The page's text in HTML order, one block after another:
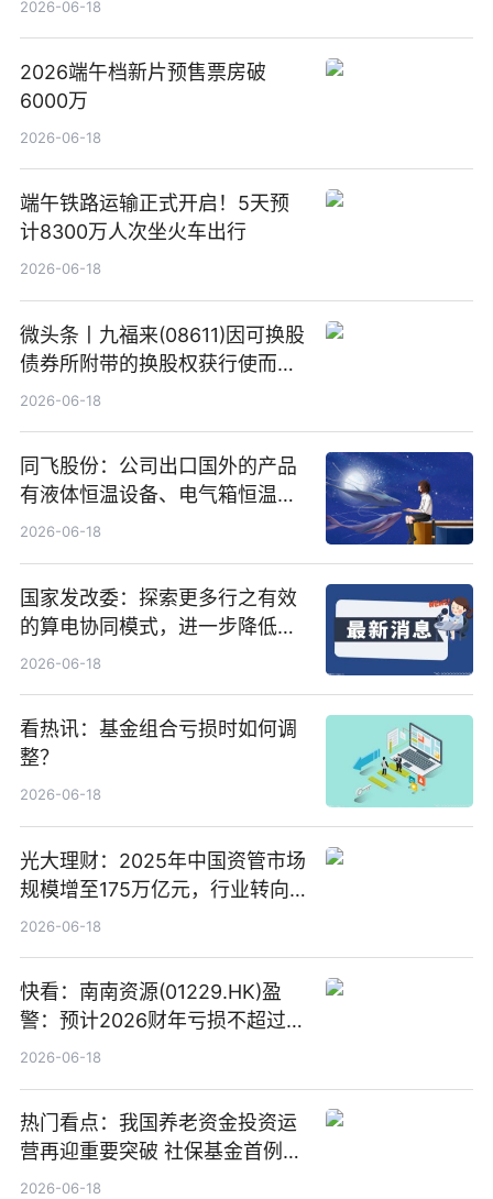
2026-06-18
2026端午档新片预售票房破
6000万
2026-06-18
端午铁路运输正式开启！5天预
计8300万人次坐火车出行
2026-06-18
微头条丨九福来(08611)因可换股
债券所附带的换股权获行使而发
行5200万股
2026-06-18
同飞股份：公司出口国外的产品
有液体恒温设备、电气箱恒温装
置、纯水冷却单元和特种换热器
2026-06-18
国家发改委：探索更多行之有效
的算电协同模式，进一步降低网
络传输时延_最资讯
2026-06-18
看热讯：基金组合亏损时如何调
整？
2026-06-18
光大理财：2025年中国资管市场
规模增至175万亿元，行业转向
“量质并重”
2026-06-18
快看：南南资源(01229.HK)盈
警：预计2026财年亏损不超过
1000万港元
2026-06-18
热门看点：我国养老资金投资运
营再迎重要突破 社保基金首例期
货账户完成开立
2026-06-18